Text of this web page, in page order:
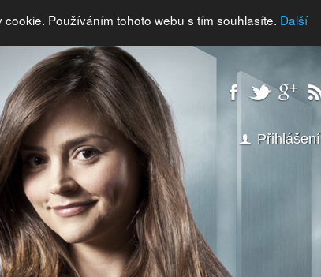
Používáním tohoto webu s tím souhlasíte. Další
Přihlášení